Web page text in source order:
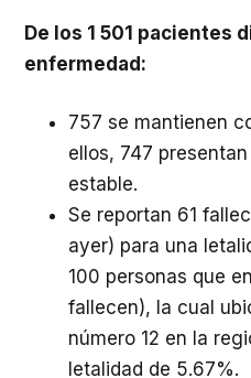
De los 1 501 pacientes
enfermedad:
757 se mantienen
ellos, 747
estable.
Se reportan 61
ayer) para una
100 personas que
fallecen), la cual
número 12 en la
letalidad de 5.67%.